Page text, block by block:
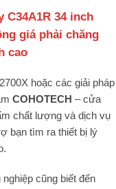
C34A1R 34 inch
giá phải chăng
cao
hoặc các giải pháp
COHOTECH – cửa
chất lượng và dịch vụ
bạn tìm ra thiết bị lý
cũng biết đến